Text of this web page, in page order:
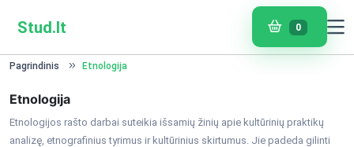
Stud.lt 0
Pagrindinis Etnologija
Etnologija
Etnologijos rašto darbai suteikia išsamių žinių apie kultūrinių praktikų
analizę, etnografinius tyrimus ir kultūrinius skirtumus. Jie padeda gilinti